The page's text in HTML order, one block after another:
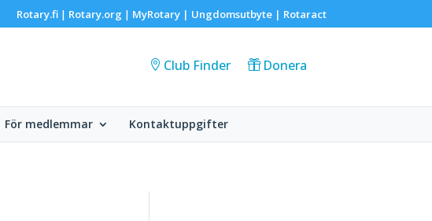
Rotary.fi| Rotary.org | MyRotary | Ungdomsutbyte| Rotaract
Club Finder Donera
För medlemmar Kontaktuppgifter